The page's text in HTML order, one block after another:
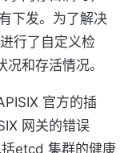
下发。为了解决
行了自定义检
和存活情况。
官方的插
网关的错误
etcd 集群的健康